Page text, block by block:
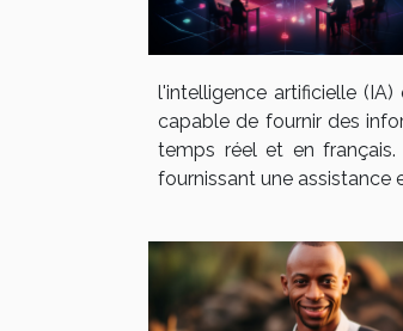
l'intelligence artificielle
capable de fournir des
temps réel et en
fournissant une assistance